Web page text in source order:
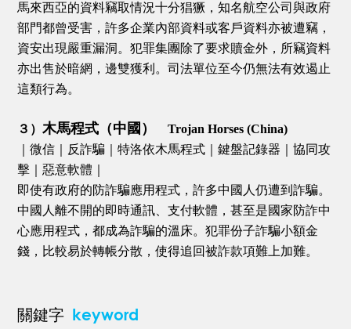
馬來西亞的資料竊取情況十分猖獗，知名航空公司與政府
部門都曾受害，許多企業內部資料或客戶資料亦被遭竊，
資安出現嚴重漏洞。犯罪集團除了要求贖金外，所竊資料
亦出售於暗網，邊雙獲利。司法單位至今仍無法有效遏止
這類行為。
３）木馬程式（中國）
Trojan Horses (China)
｜微信｜反詐騙｜特洛依木馬程式｜鍵盤記錄器｜協同攻
擊｜惡意軟體｜
即使有政府的防詐騙應用程式，許多中國人仍遭到詐騙。
中國人離不開的即時通訊、支付軟體，甚至是國家防詐中
心應用程式，都成為詐騙的溫床。犯罪份子詐騙小額金
錢，比較易於轉帳分散，使得追回被詐款項難上加難。
關鍵字 keyword